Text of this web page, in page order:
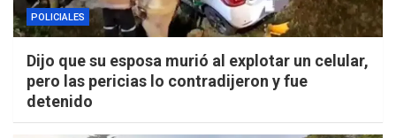
POLICIALES
Dijo que su esposa murió al explotar un celular,
pero las pericias lo contradijeron y fue
detenido